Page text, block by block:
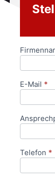
E-Mail *
Telefon *